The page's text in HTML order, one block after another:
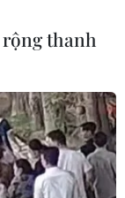
rộng thanh